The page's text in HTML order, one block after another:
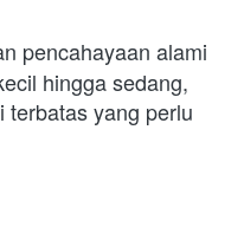
pencahayaan alami
hingga sedang,
terbatas yang perlu